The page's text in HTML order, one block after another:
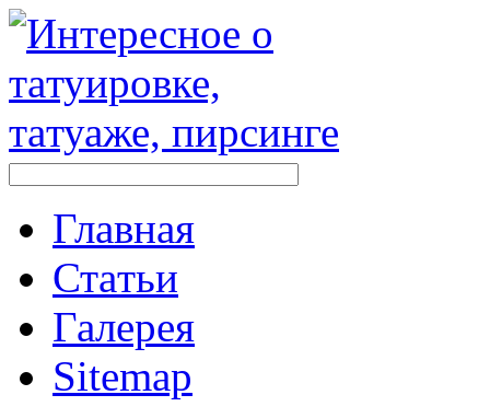
Главная
Стaтьи
Галерея
Sitemap